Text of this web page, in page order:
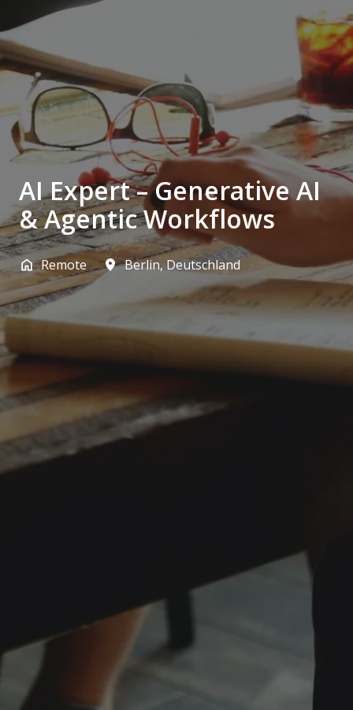
AI Expert – Generative AI
& Agentic Workflows
Remote Berlin,Deutschland